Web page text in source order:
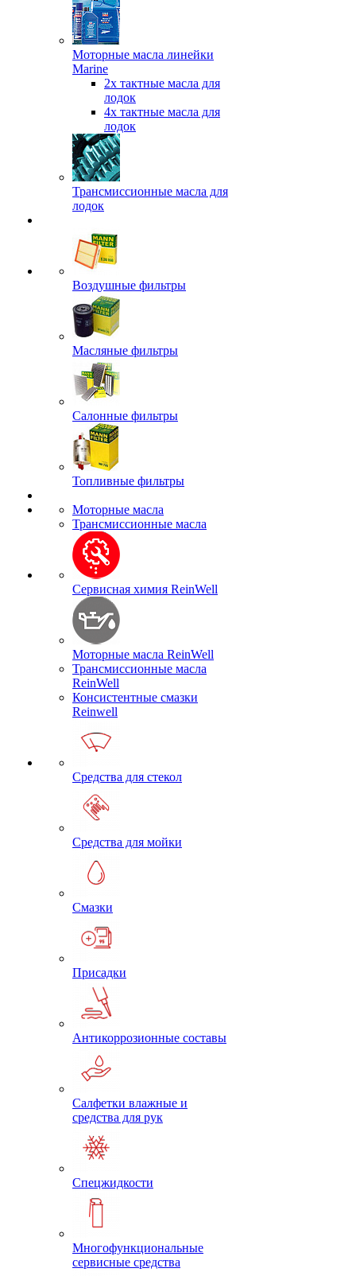
Моторные масла линейки
Marine
2х тактные масла для
лодок
4х тактные масла для
лодок
Трансмиссионные масла для
лодок
Воздушные фильтры
Масляные фильтры
Салонные фильтры
Топливные фильтры
Моторные масла
Трансмиссионные масла
Сервисная химия ReinWell
Моторные масла ReinWell
Трансмиссионные масла
ReinWell
Консистентные смазки
Reinwell
Средства для стекол
Средства для мойки
Смазки
Присадки
Антикоррозионные составы
Салфетки влажные и
средства для рук
Спецжидкости
Многофункциональные
сервисные средства